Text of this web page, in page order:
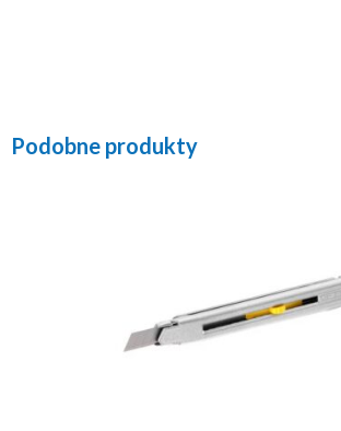
Podobne produkty